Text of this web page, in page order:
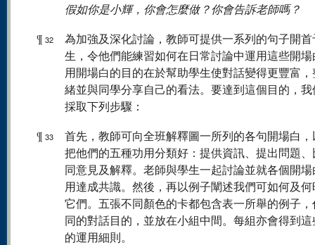
假如你是小輝，你會怎麼做？你會告訴老師嗎？
¶ 32
為加強及深化討論，教師可提供一系列的句子開首
生，令他們能練習如何在日常討論中運用這些開
用開場白的目的在於幫助學生使對話變得更豐富
緒並與同學分享自己的看法。要達到這個目的，
採取下列步驟：
¶ 33
首先，教師可向全班解釋圖一所列的各句開場白
把他們的五種功用分類好：提供資訊、提出問題
同意見及解釋。老師與學生一起討論並就各個開
用達成共識。然後，再以例子闡述我們可如何及
它們。五張不同顏色的卡都包含表一所舉的例子
同的對話目的，並放在小組中間。每組亦會得到
的運用細則。